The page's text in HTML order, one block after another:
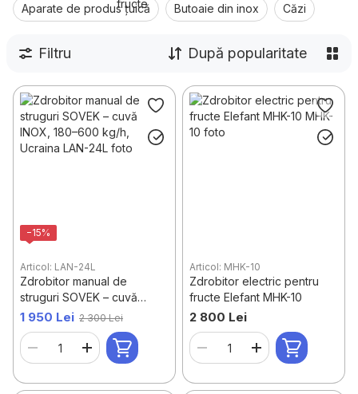
Aparate de produs țuică Butoaie din inox Căzi
Filtru După popularitate
−15%
Articol: LAN-24L
Zdrobitor manual de
struguri SOVEK – cuvă
INOX, 180–600 kg/h,
Ucraina
1 950 Lei 2 300 Lei
Articol: MHK-10
Zdrobitor electric pentru
fructe Elefant MHK-10
2 800 Lei